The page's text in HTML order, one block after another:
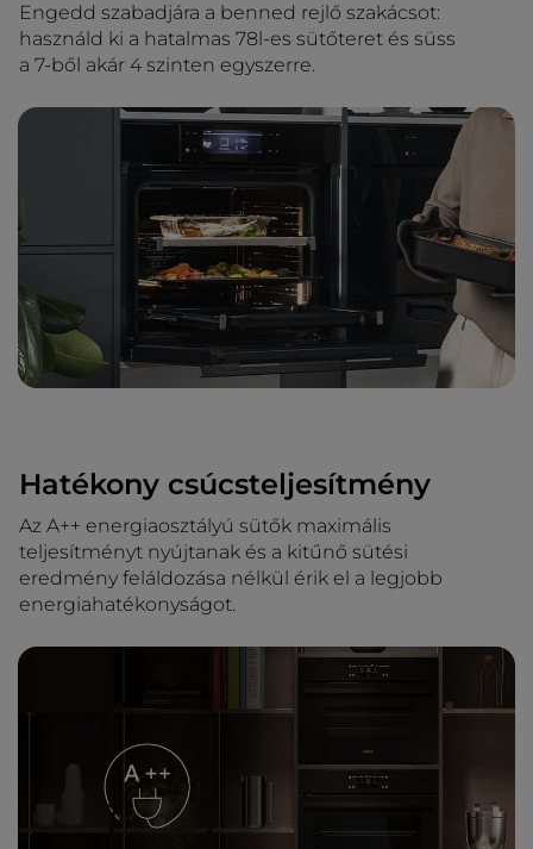
Engedd szabadjára a benned rejlő szakácsot:
használd ki a hatalmas 78l-es sütőteret és süss
a 7-ből akár 4 szinten egyszerre.
Hatékony csúcsteljesítmény
Az A++ energiaosztályú sütők maximális
teljesítményt nyújtanak és a kitűnő sütési
eredmény feláldozása nélkül érik el a legjobb
energiahatékonyságot.